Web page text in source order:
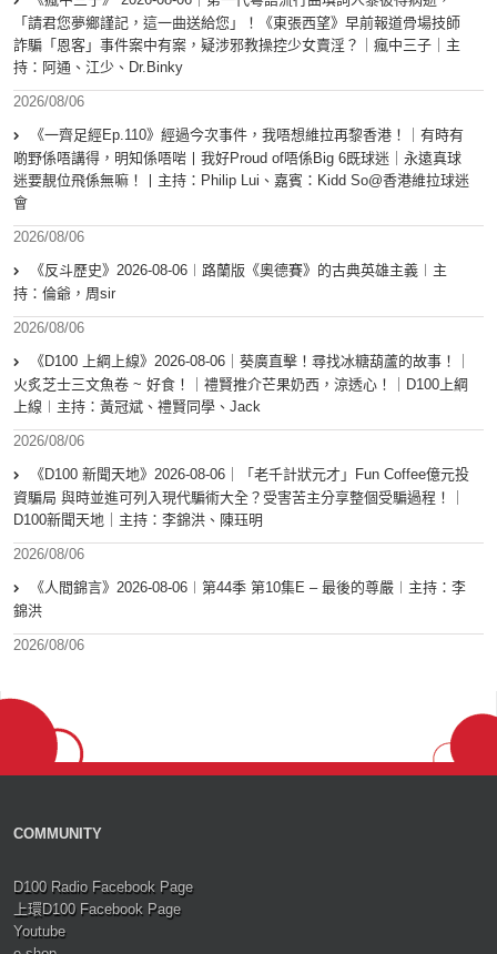
「請君您夢鄉謹記，這一曲送給您」！《東張西望》早前報道骨場技師
詐騙「恩客」事件案中有案，疑涉邪教操控少女賣淫？｜瘋中三子｜主
持：阿通、江少、Dr.Binky
2026/08/06
《一齊足經Ep.110》經過今次事件，我唔想維拉再黎香港！｜有時有
啲野係唔講得，明知係唔啱丨我好Proud of唔係Big 6既球迷｜永遠真球
迷要靚位飛係無嘛！丨主持：Philip Lui、嘉賓：Kidd So@香港維拉球迷
會
2026/08/06
《反斗歷史》2026-08-06︱路蘭版《奧德賽》的古典英雄主義︱主
持：倫爺，周sir
2026/08/06
《D100 上綱上線》2026-08-06｜葵廣直擊！尋找冰糖葫蘆的故事！｜
火炙芝士三文魚卷 ~ 好食！｜禮賢推介芒果奶西，涼透心！｜D100上綱
上線︱主持：黃冠斌、禮賢同學、Jack
2026/08/06
《D100 新聞天地》2026-08-06｜「老千計狀元才」Fun Coffee億元投
資騙局 與時並進可列入現代騙術大全？受害苦主分享整個受騙過程！｜
D100新聞天地｜主持：李錦洪、陳珏明
2026/08/06
《人間錦言》2026-08-06︱第44季 第10集E – 最後的尊嚴︱主持：李
錦洪
2026/08/06
COMMUNITY
D100 Radio Facebook Page
上環D100 Facebook Page
Youtube